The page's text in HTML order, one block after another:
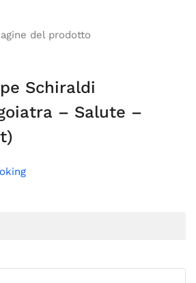
Schiraldi
– Salute –